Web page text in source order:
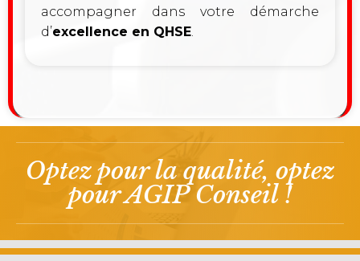
accompagner dans votre démarche
d’excellence en QHSE
Optez pour la qualité, optez
pour AGIP Conseil !